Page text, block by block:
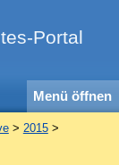
Portal
Menü öffnen
> 2015>